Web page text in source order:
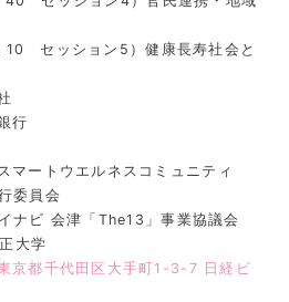
ション5）健康長寿社会と
行
マートウエルネスコミュニティ
委員会
会津「 The13 」事業協議会
大学
京都千代田区大手町1-3-7 日経ビ